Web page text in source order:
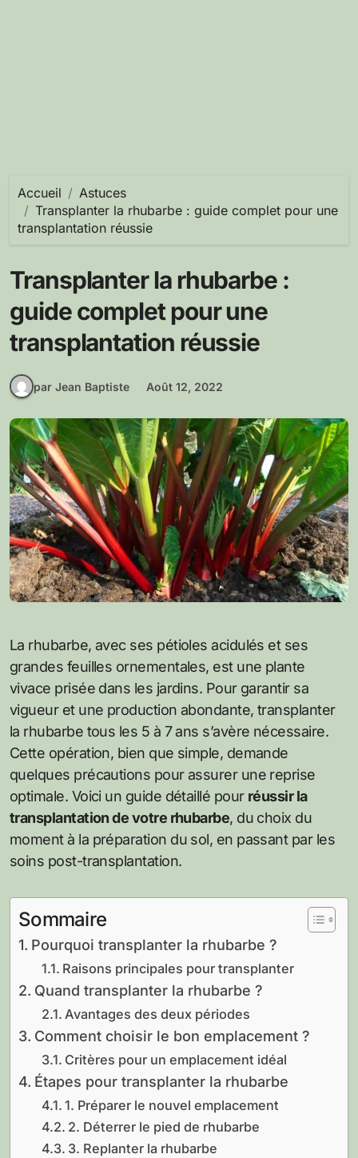
Accueil
Astuces
Transplanter la rhubarbe : guide complet pour une
transplantation réussie
Transplanter la rhubarbe :
guide complet pour une
transplantation réussie
par Jean Baptiste Août 12, 2022
La rhubarbe, avec ses pétioles acidulés et ses
grandes feuilles ornementales, est une plante
vivace prisée dans les jardins. Pour garantir sa
vigueur et une production abondante, transplanter
la rhubarbe tous les 5 à 7 ans s’avère nécessaire.
Cette opération, bien que simple, demande
quelques précautions pour assurer une reprise
optimale. Voici un guide détaillé pour réussir la
transplantation de votre rhubarbe, du choix du
moment à la préparation du sol, en passant par les
soins post-transplantation.
Sommaire
Pourquoi transplanter la rhubarbe ?
Raisons principales pour transplanter
Quand transplanter la rhubarbe ?
Avantages des deux périodes
Comment choisir le bon emplacement ?
Critères pour un emplacement idéal
Étapes pour transplanter la rhubarbe
1. Préparer le nouvel emplacement
2. Déterrer le pied de rhubarbe
3. Replanter la rhubarbe